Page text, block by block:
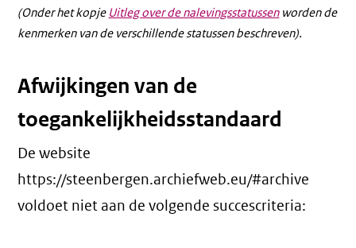
(Onder het kopje Uitleg over de nalevingsstatussenworden de
kenmerken van de verschillende statussen beschreven).
Afwijkingen van de
toegankelijkheidsstandaard
De website
https://steenbergen.archiefweb.eu/#archive
voldoet niet aan de volgende succescriteria: